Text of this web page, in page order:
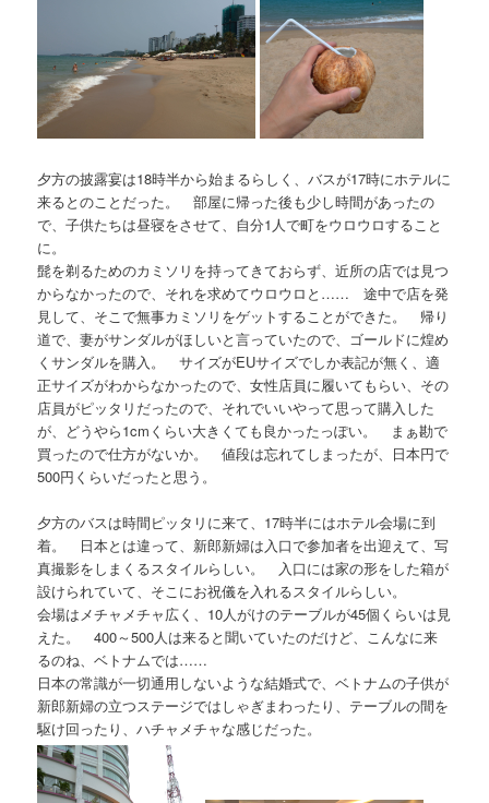
夕方の披露宴は18時半から始まるらしく、バスが17時にホテルに
来るとのことだった。 部屋に帰った後も少し時間があったの
で、子供たちは昼寝をさせて、自分1人で町をウロウロすること
に。
髭を剃るためのカミソリを持ってきておらず、近所の店では見つ
からなかったので、それを求めてウロウロと…… 途中で店を発
見して、そこで無事カミソリをゲットすることができた。 帰り
道で、妻がサンダルがほしいと言っていたので、ゴールドに煌め
くサンダルを購入。 サイズがEUサイズでしか表記が無く、適
正サイズがわからなかったので、女性店員に履いてもらい、その
店員がピッタリだったので、それでいいやって思って購入した
が、どうやら1cmくらい大きくても良かったっぽい。 まぁ勘で
買ったので仕方がないか。 値段は忘れてしまったが、日本円で
500円くらいだったと思う。
夕方のバスは時間ピッタリに来て、17時半にはホテル会場に到
着。 日本とは違って、新郎新婦は入口で参加者を出迎えて、写
真撮影をしまくるスタイルらしい。 入口には家の形をした箱が
設けられていて、そこにお祝儀を入れるスタイルらしい。
会場はメチャメチャ広く、10人がけのテーブルが45個くらいは見
えた。 400～500人は来ると聞いていたのだけど、こんなに来
るのね、ベトナムでは……
日本の常識が一切通用しないような結婚式で、ベトナムの子供が
新郎新婦の立つステージではしゃぎまわったり、テーブルの間を
駆け回ったり、ハチャメチャな感じだった。